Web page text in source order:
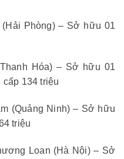
Phòng) – Sở hữu 01
Hóa) – Sở hữu 01
134 triệu
(Quảng Ninh) – Sở hữu
triệu
Loan (Hà Nội) – Sở